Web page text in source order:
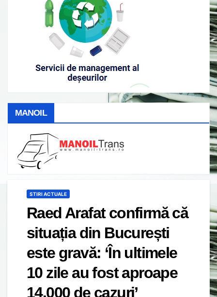
MANOIL
STIRI ACTUALE
Raed Arafat confirmă că
situația din București
este gravă: ‘În ultimele
10 zile au fost aproape
14.000 de cazuri’